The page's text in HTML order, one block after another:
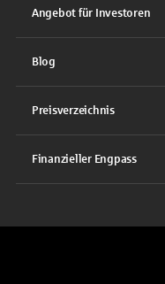
Angebot für Investoren
Blog
Preisverzeichnis
Finanzieller Engpass